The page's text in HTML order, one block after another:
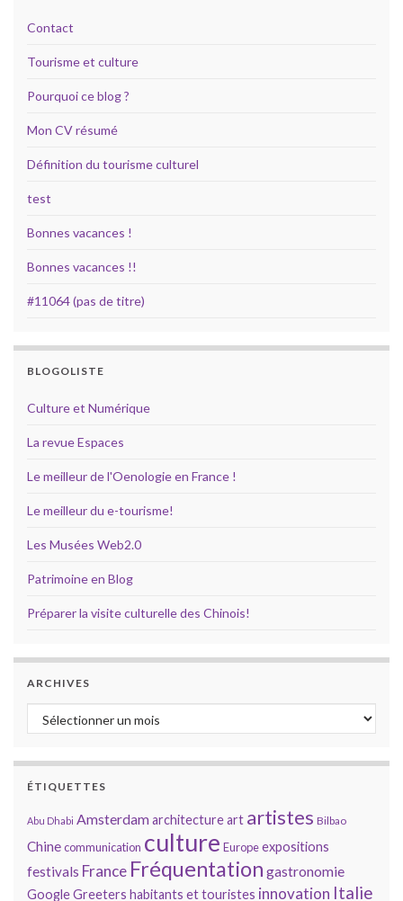
Contact
Tourisme et culture
Pourquoi ce blog ?
Mon CV résumé
Définition du tourisme culturel
test
Bonnes vacances !
Bonnes vacances !!
#11064 (pas de titre)
BLOGOLISTE
Culture et Numérique
La revue Espaces
Le meilleur de l'Oenologie en France !
Le meilleur du e-tourisme!
Les Musées Web2.0
Patrimoine en Blog
Préparer la visite culturelle des Chinois!
ARCHIVES
Archives
ÉTIQUETTES
Abu Dhabi Amsterdamarchitectureart artistes Bilbao
Chinecommunication culture Europeexpositions
festivals France Fréquentation gastronomie
GoogleGreeters habitants et touristes innovation Italie